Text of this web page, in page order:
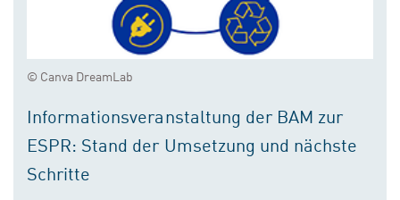
© Canva DreamLab
Informationsveranstaltung der BAM zur
ESPR: Stand der Umsetzung und nächste
Schritte